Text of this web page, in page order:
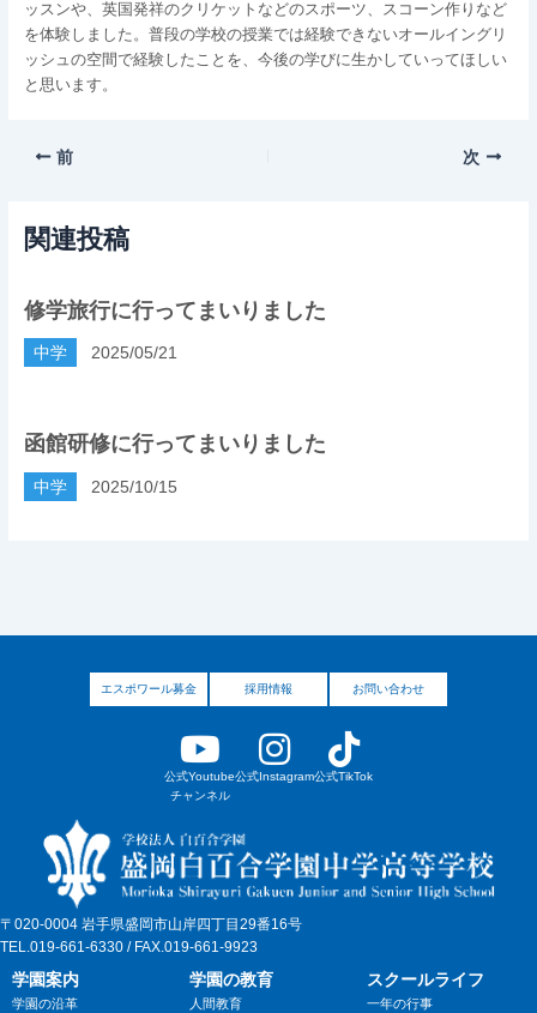
ッスンや、英国発祥のクリケットなどのスポーツ、スコーン作りなど
を体験しました。普段の学校の授業では経験できないオールイングリ
ッシュの空間で経験したことを、今後の学びに生かしていってほしい
と思います。
前 次
関連投稿
修学旅行に行ってまいりました
中学 2025/05/21
函館研修に行ってまいりました
中学 2025/10/15
エスポワール募金 採用情報 お問い合わせ
公式Youtube
チャンネル
公式Instagram公式TikTok
〒020-0004 岩手県盛岡市山岸四丁目29番16号
TEL.019-661-6330 / FAX.019-661-9923
学園案内
学園の沿革
学園の教育
人間教育
スクールライフ
一年の行事